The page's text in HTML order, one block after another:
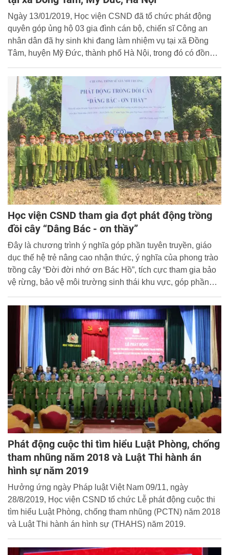
Ngày 13/01/2019, Học viện CSND đã tổ chức phát động
quyên góp ủng hộ 03 gia đình cán bộ, chiến sĩ Công an
nhân dân đã hy sinh khi đang làm nhiệm vụ tại xã Đồng
Tâm, huyện Mỹ Đức, thành phố Hà Nội, trong đó có đồng
lý luận chính trị mở tại Học viện.
Học viện CSND tham gia đợt phát động trồng
đồi cây “Dâng Bác - ơn thầy”
Đây là chương trình ý nghĩa góp phần tuyên truyền, giáo
dục thế hệ trẻ nâng cao nhận thức, ý nghĩa của phong trào
trồng cây “Đời đời nhớ ơn Bác Hồ”, tích cực tham gia bảo
vệ rừng, bảo vệ môi trường sinh thái khu vực, góp phần
Chí Minh tại Đá Chông, Ba Vì, Hà Nội.
Phát động cuộc thi tìm hiểu Luật Phòng, chống
tham nhũng năm 2018 và Luật Thi hành án
hình sự năm 2019
Hưởng ứng ngày Pháp luật Việt Nam 09/11, ngày
28/8/2019, Học viện CSND tổ chức Lễ phát động cuộc thi
tìm hiểu Luật Phòng, chống tham nhũng (PCTN) năm 2018
và Luật Thi hành án hình sự (THAHS) năm 2019.